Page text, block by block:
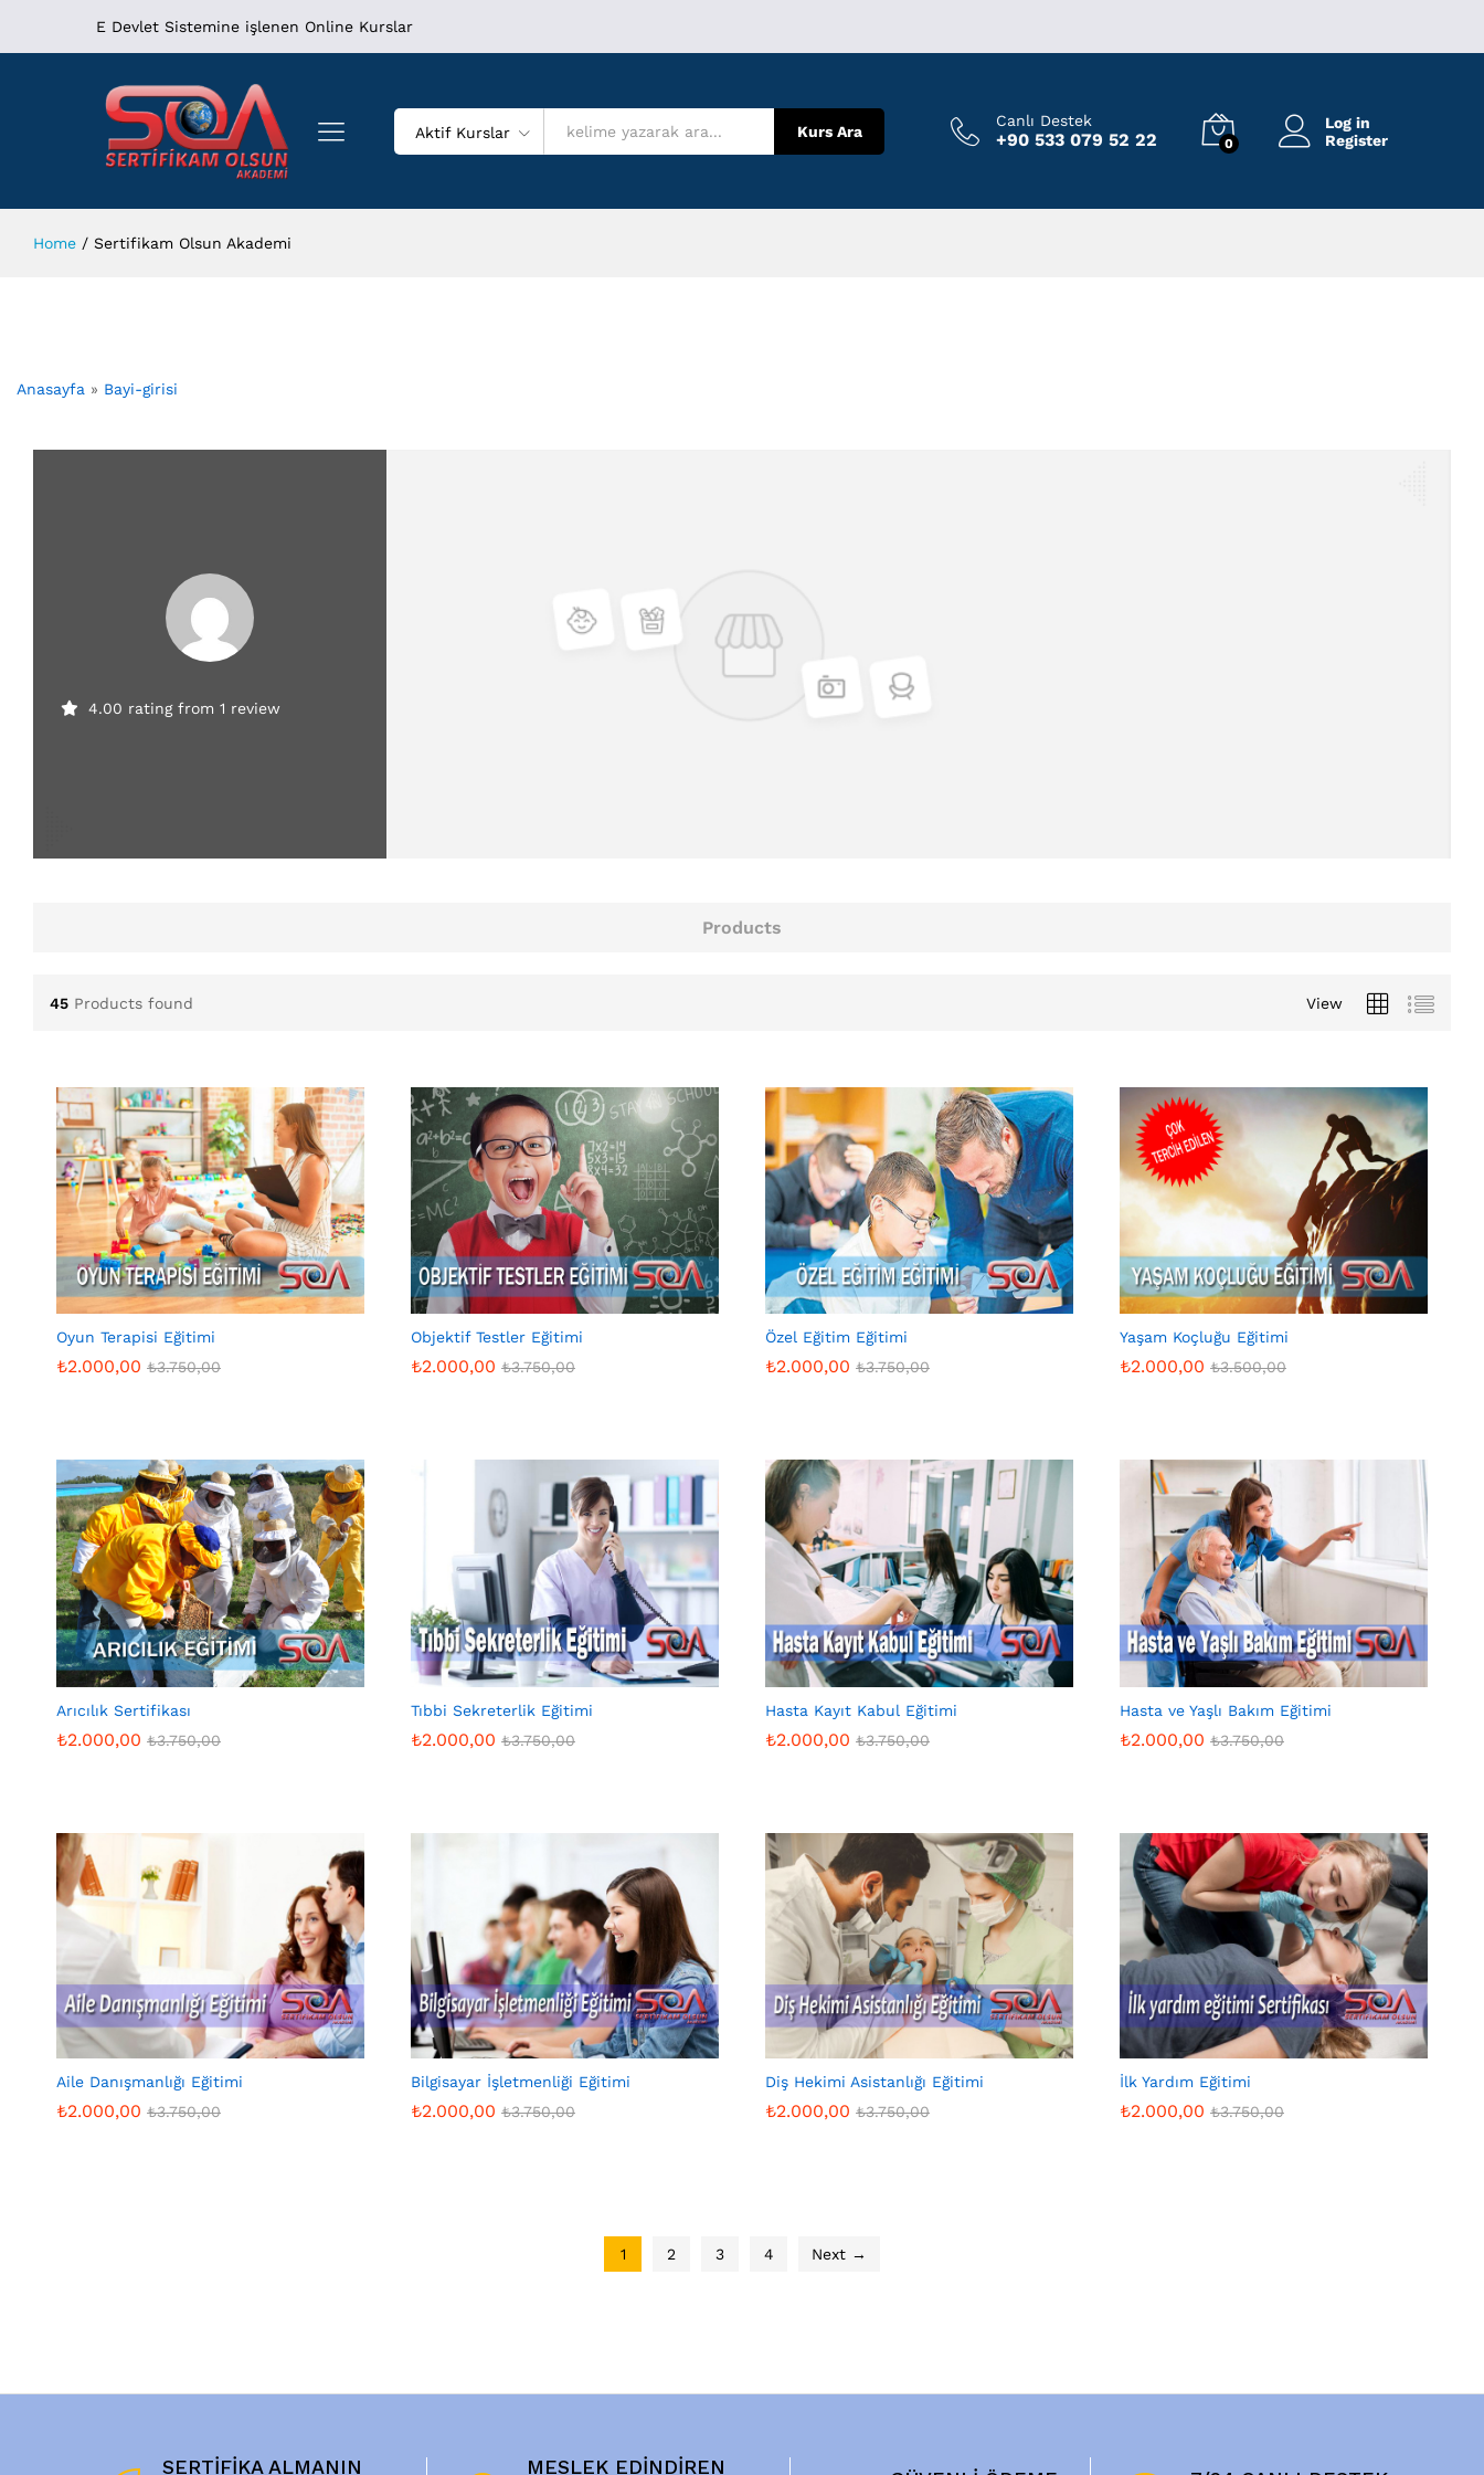
E Devlet Sistemine işlenen Online Kurslar
Aktif Kurslar Kurs Ara
Canlı Destek
+90 533 079 52 22 0
Log in
Register
Home / Sertifikam Olsun Akademi
Anasayfa » Bayi-girisi
4.00 rating from 1 review
Products
45 Products found View
Oyun Terapisi Eğitimi
₺2.000,00 ₺3.750,00
Objektif Testler Eğitimi
₺2.000,00 ₺3.750,00
Özel Eğitim Eğitimi
₺2.000,00 ₺3.750,00
Yaşam Koçluğu Eğitimi
₺2.000,00 ₺3.500,00
Arıcılık Sertifikası
₺2.000,00 ₺3.750,00
Tıbbi Sekreterlik Eğitimi
₺2.000,00 ₺3.750,00
Hasta Kayıt Kabul Eğitimi
₺2.000,00 ₺3.750,00
Hasta ve Yaşlı Bakım Eğitimi
₺2.000,00 ₺3.750,00
Aile Danışmanlığı Eğitimi
₺2.000,00 ₺3.750,00
Bilgisayar İşletmenliği Eğitimi
₺2.000,00 ₺3.750,00
Diş Hekimi Asistanlığı Eğitimi
₺2.000,00 ₺3.750,00
İlk Yardım Eğitimi
₺2.000,00 ₺3.750,00
1 2 3 4 Next →
SERTİFİKA ALMANIN
MESLEK EDİNDİREN